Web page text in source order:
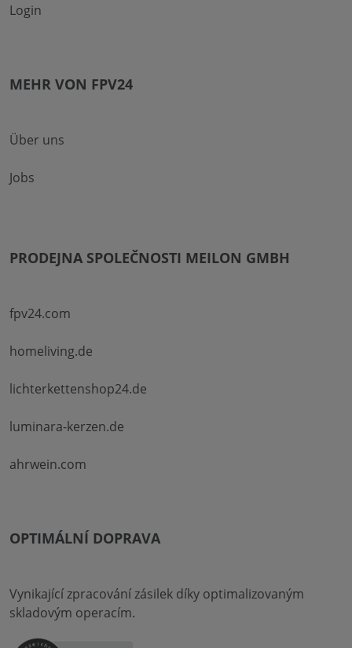
Login
MEHR VON FPV24
Über uns
Jobs
PRODEJNA SPOLEČNOSTI MEILON GMBH
fpv24.com
homeliving.de
lichterkettenshop24.de
luminara-kerzen.de
ahrwein.com
OPTIMÁLNÍ DOPRAVA
Vynikající zpracování zásilek díky optimalizovaným
skladovým operacím.